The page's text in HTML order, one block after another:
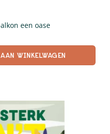
een oase
een oase aantal
WINKELWAGEN